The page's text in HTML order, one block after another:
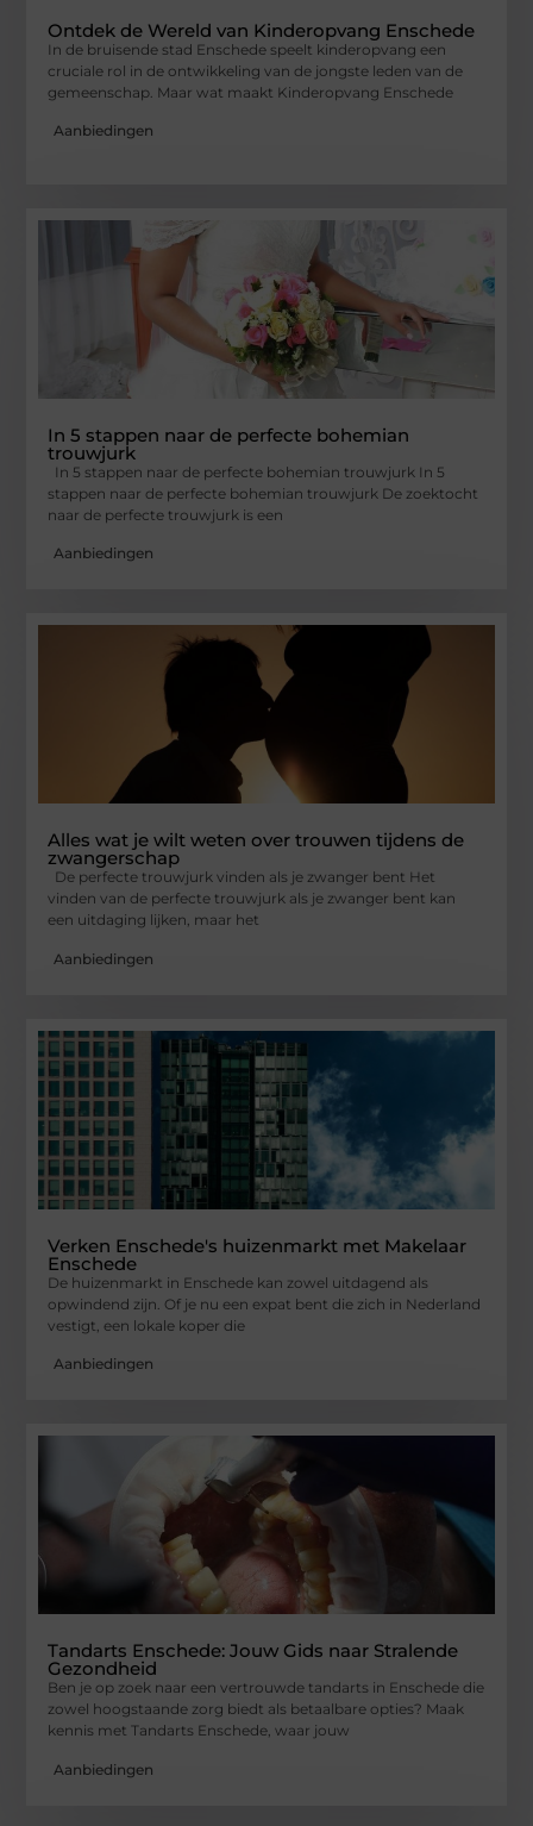
Ontdek de Wereld van Kinderopvang Enschede
In de bruisende stad Enschede speelt kinderopvang een
cruciale rol in de ontwikkeling van de jongste leden van de
gemeenschap. Maar wat maakt Kinderopvang Enschede
Aanbiedingen
In 5 stappen naar de perfecte bohemian
trouwjurk
In 5 stappen naar de perfecte bohemian trouwjurk In 5
stappen naar de perfecte bohemian trouwjurk De zoektocht
naar de perfecte trouwjurk is een
Aanbiedingen
Alles wat je wilt weten over trouwen tijdens de
zwangerschap
De perfecte trouwjurk vinden als je zwanger bent Het
vinden van de perfecte trouwjurk als je zwanger bent kan
een uitdaging lijken, maar het
Aanbiedingen
Verken Enschede's huizenmarkt met Makelaar
Enschede
De huizenmarkt in Enschede kan zowel uitdagend als
opwindend zijn. Of je nu een expat bent die zich in Nederland
vestigt, een lokale koper die
Aanbiedingen
Tandarts Enschede: Jouw Gids naar Stralende
Gezondheid
Ben je op zoek naar een vertrouwde tandarts in Enschede die
zowel hoogstaande zorg biedt als betaalbare opties? Maak
kennis met Tandarts Enschede, waar jouw
Aanbiedingen